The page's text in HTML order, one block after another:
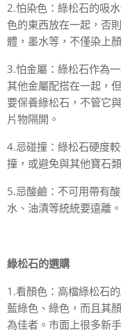
2.怕染色：綠松石的吸
色的東西放在一起，否
體，墨水等，不僅染上
3.怕金屬：綠松石作為
其他金屬配搭在一起，
要保養綠松石，不管它
片物隔開。
4.忌碰撞：綠松石硬度
撞，或避免與其他寶石
5.忌酸鹼：不可用帶有
水、油漬等統統要遠離。
綠松石的選購
1.看顏色：高檔綠松石
藍綠色、綠色，而且其
為佳者。市面上很多新